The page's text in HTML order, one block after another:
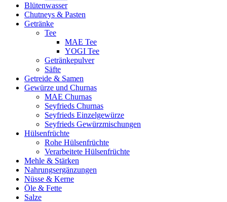
Blütenwasser
Chutneys & Pasten
Getränke
Tee
MAE Tee
YOGI Tee
Getränkepulver
Säfte
Getreide & Samen
Gewürze und Churnas
MAE Churnas
Seyfrieds Churnas
Seyfrieds Einzelgewürze
Seyfrieds Gewürzmischungen
Hülsenfrüchte
Rohe Hülsenfrüchte
Verarbeitete Hülsenfrüchte
Mehle & Stärken
Nahrungsergänzungen
Nüsse & Kerne
Öle & Fette
Salze